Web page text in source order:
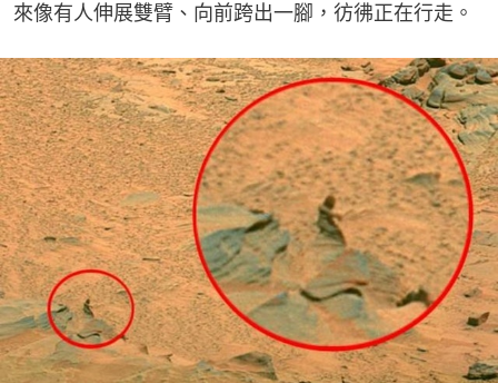
來像有人伸展雙臂、向前跨出一腳，彷彿正在行走。